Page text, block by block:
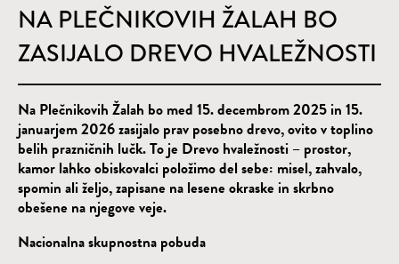
NA PLEČNIKOVIH ŽALAH BO
ZASIJALO DREVO HVALEŽNOSTI
Na Plečnikovih Žalah bo med 15. decembrom 2025 in 15.
januarjem 2026 zasijalo prav posebno drevo, ovito v toplino
belih prazničnih lučk. To je Drevo hvaležnosti – prostor,
kamor lahko obiskovalci položimo del sebe: misel, zahvalo,
spomin ali željo, zapisane na lesene okraske in skrbno
obešene na njegove veje.
Nacionalna skupnostna pobuda